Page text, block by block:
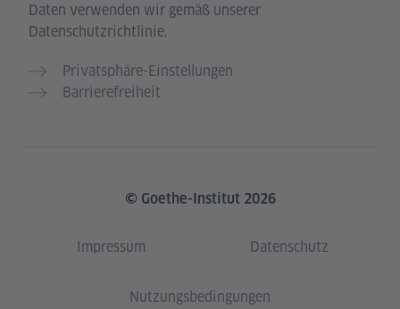
Daten verwenden wir gemäß unserer
Datenschutzrichtlinie.
Privatsphäre-Einstellungen
Barrierefreiheit
© Goethe-Institut 2026
Impressum Datenschutz
Nutzungsbedingungen